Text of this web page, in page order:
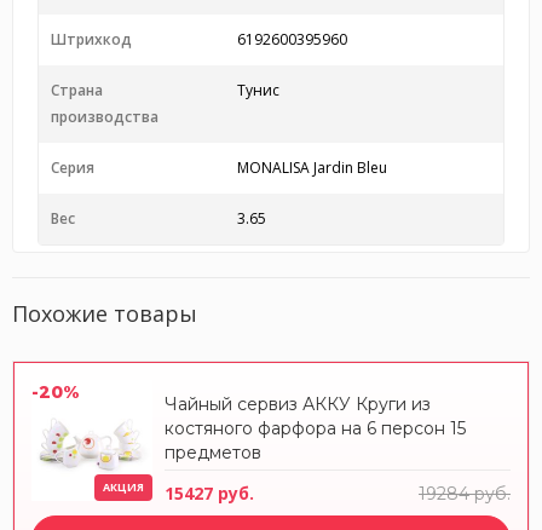
Штрихкод 6192600395960
Страна
производства
Тунис
Серия MONALISA Jardin Bleu
Вес 3.65
Похожие товары
-20%
АКЦИЯ
Чайный сервиз АККУ Круги из
костяного фарфора на 6 персон 15
предметов
15427 руб. 19284 руб.